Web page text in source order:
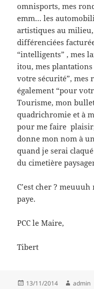
omnisports, mes
emm… les
artistiques au milieu,
différenciées
“intelligents” , mes
itou, mes plantations
votre sécurité”, mes
également “pour
Tourisme, mon
quadrichromie et à
pour me faire
donne mon nom à
quand je serai
du cimetière
C’est cher ?
paye.
PCC le Maire,
Tibert
Posted
13/11/2014 Author
admin